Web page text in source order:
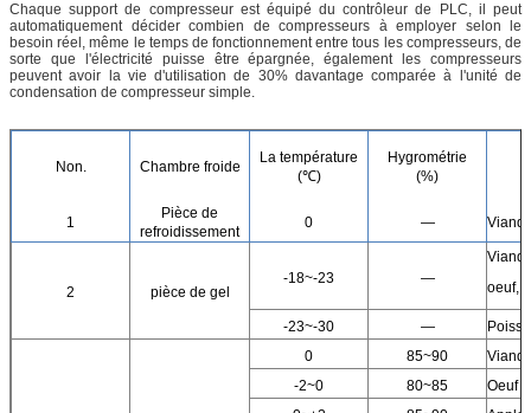
Chaque support de compresseur est équipé du contrôleur de PLC, il peut
automatiquement décider combien de compresseurs à employer selon le
besoin réel, même le temps de fonctionnement entre tous les compresseurs, de
sorte que l'électricité puisse être épargnée, également les compresseurs
peuvent avoir la vie d'utilisation de 30% davantage comparée à l'unité de
condensation de compresseur simple.
Non. Chambre froide
La température
(℃)
Hygrométrie
(%)
1
Pièce de
refroidissement
0 —
2 pièce de gel
-18~-23 —
oeuf,
-23~-30 —
0 85~90
-2~0
80~85
Oeuf